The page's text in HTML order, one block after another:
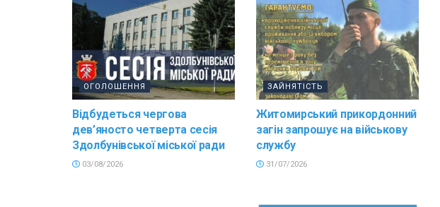
ОГОЛОШЕННЯ
Відбудеться чергова
дев’яносто четверта сесія
Здолбунівської міської ради
03/08/2026
ЗАЙНЯТІСТЬ
Житомирський прикордонний
загін запрошує на військову
службу
31/07/2026